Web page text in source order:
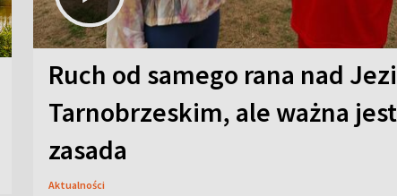
Ruch od samego rana nad
Tarnobrzeskim, ale ważna
zasada
Aktualności